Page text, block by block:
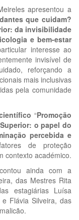
apresentou a
que cuidam?
da invisibilidade
e bem-estar
interesse ao
invisível de
reforçando a
mais inclusivas
pela comunidade
“Promoção
o papel do
percebida e
de proteção
contexto académico.
ainda com a
das Mestres Rita
estagiárias Luísa
Flávia Silveira, das